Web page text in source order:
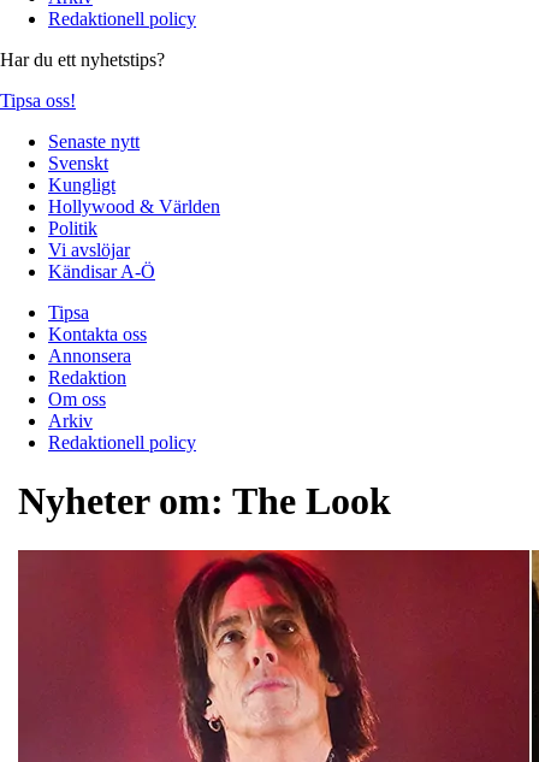
Redaktionell policy
Har du ett nyhetstips?
Tipsa oss!
Senaste nytt
Svenskt
Kungligt
Hollywood & Världen
Politik
Vi avslöjar
Kändisar A-Ö
Tipsa
Kontakta oss
Annonsera
Redaktion
Om oss
Arkiv
Redaktionell policy
Nyheter om: The Look